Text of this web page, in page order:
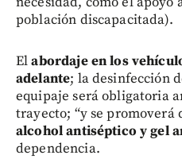
población discapacitada).
Elabordaje en los
adelante; la desinfección
equipaje será obligatoria
trayecto; “y se promoverá
alcohol antiséptico y gel
dependencia.